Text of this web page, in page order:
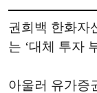
권희백 한화자
는 ‘대체 투자
아울러 유가증